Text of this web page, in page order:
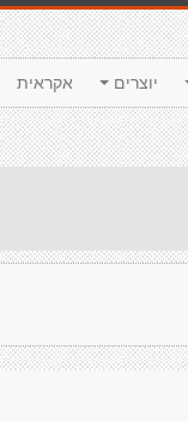
אקראית יוצרים